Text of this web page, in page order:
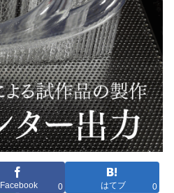
Facebook 0 はてブ 0